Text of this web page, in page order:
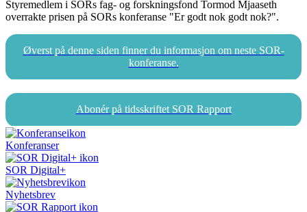
Styremedlem i SORs fag- og forskningsfond Tormod Mjaaseth
overrakte prisen på SORs konferanse "Er godt nok godt nok?".
Øverst på denne siden finner du informasjon om neste SOR-
konferanse.
Abonér på tidsskriftet SOR Rapport
Konferanser
SOR Digital+
Nyhetsbrev